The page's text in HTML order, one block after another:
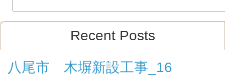
Recent Posts
八尾市 木塀新設工事_16